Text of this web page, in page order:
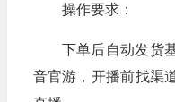
操作要求：
下单后自动发货
音官游，开播前找渠